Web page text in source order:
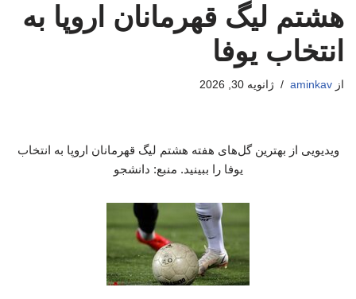
هشتم لیگ قهرمانان اروپا به
انتخاب یوفا
از aminkav ژانویه 30, 2026
ویدیویی از بهترین گل‌های هفته هشتم لیگ قهرمانان اروپا به انتخاب
یوفا را ببینید. منبع: دانشجو